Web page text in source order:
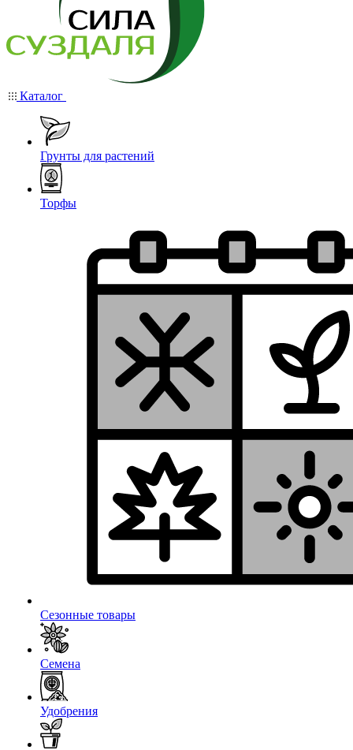
Каталог
Грунты для растений
Торфы
Сезонные товары
Семена
Удобрения